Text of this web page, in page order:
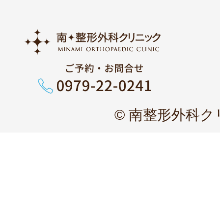
© 南整形外科ク